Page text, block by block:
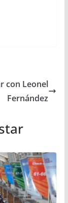
con Leonel
Fernández